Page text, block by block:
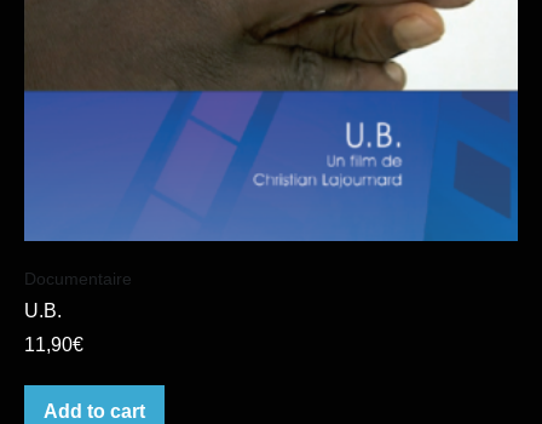
Documentaire
U.B.
11,90€
Add to cart